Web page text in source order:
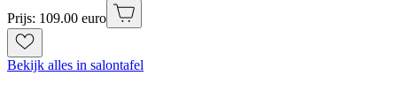
Prijs: 109.00 euro
Bekijk alles in salontafel